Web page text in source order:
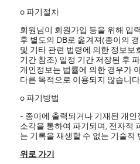
ο 파기절차
회원님이 회원가입 등을 위해 입
후 별도의 DB로 옮겨져(종이의
및 기타 관련 법령에 의한 정보보
기간 참조) 일정 기간 저장된 후
개인정보는 법률에 의한 경우가
다른 목적으로 이용되지 않습니
ο 파기방법
- 종이에 출력되거나 기재된 개
소각을 통하여 파기되며, 전자적
는 기록을 재생할 수 없는 기술적
위로 가기